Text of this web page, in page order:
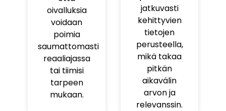
oivalluksia
voidaan
poimia
saumattomasti
reaaliajassa
tai tiimisi
tarpeen
mukaan.
jatkuvasti
kehittyvien
tietojen
perusteella,
mikä takaa
pitkän
aikavälin
arvon ja
relevanssin.